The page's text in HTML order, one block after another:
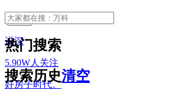
热门搜索
搜索历史清空
关注
进深
5.90W人关注
好房子时代。